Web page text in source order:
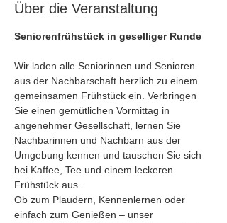
Über die Veranstaltung
Seniorenfrühstück in geselliger Runde
Wir laden alle Seniorinnen und Senioren
aus der Nachbarschaft herzlich zu einem
gemeinsamen Frühstück ein. Verbringen
Sie einen gemütlichen Vormittag in
angenehmer Gesellschaft, lernen Sie
Nachbarinnen und Nachbarn aus der
Umgebung kennen und tauschen Sie sich
bei Kaffee, Tee und einem leckeren
Frühstück aus.
Ob zum Plaudern, Kennenlernen oder
einfach zum Genießen – unser